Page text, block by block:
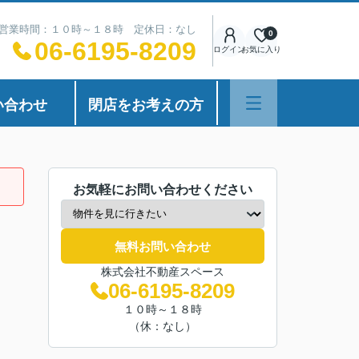
業時間：１０時～１８時 定休日：なし
06-6195-8209 ログインお気に入り
0
合わせ 閉店をお考えの方
お気軽にお問い合わせください
無料お問い合わせ
株式会社不動産スペース
06-6195-8209
１０時～１８時
（休：なし）